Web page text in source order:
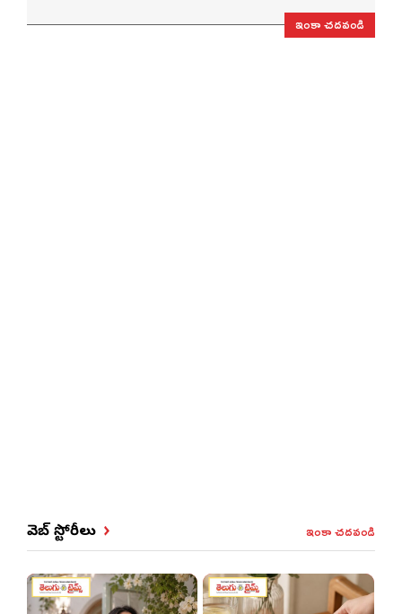
ఇంకా చదవండి
వెబ్ స్టోరీలు ఇంకా చదవండి